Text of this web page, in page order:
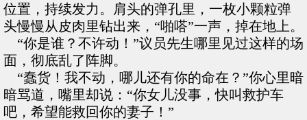
位置，持续发力。肩头的弹孔里，一枚小颗粒弹
头慢慢从皮肉里钻出来，“啪嗒”一声，掉在地上。
“你是谁？不许动！”议员先生哪里见过这样的场
面，彻底乱了阵脚。
“蠢货！我不动，哪儿还有你的命在？”你心里暗
暗骂道，嘴里却说：“你女儿没事，快叫救护车
吧，希望能救回你的妻子！”